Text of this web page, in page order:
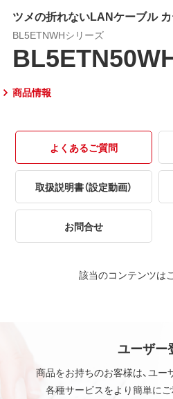
ツメの折れないLANケーブル
BL5ETNWHシリーズ
商品情報
よくあるご質問
取扱説明書（設定動画）
お問合せ
該当のコンテンツは
ユーザー
商品をお持ちのお客様は、ユ
各種サービスをより簡単にご